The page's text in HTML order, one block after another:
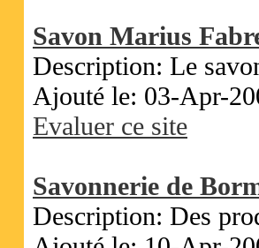
Savon Marius
Description: Le
Ajouté le: 03-Apr-
Evaluer ce site
Savonnerie de
Description: Des